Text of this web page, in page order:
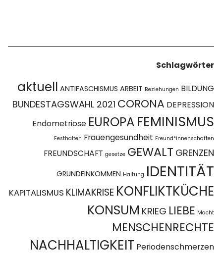
Schlagwörter
aktuell ANTIFASCHISMUS ARBEIT Beziehungen BILDUNG
BUNDESTAGSWAHL 2021 CORONA DEPRESSION
Endometriose EUROPA FEMINISMUS
Festhalten Frauengesundheit Freund*innenschaften
FREUNDSCHAFT gesetze GEWALT GRENZEN
GRUNDEINKOMMEN Haltung IDENTITÄT
KAPITALISMUS KLIMAKRISE KONFLIKTKÜCHE
KONSUM KRIEG LIEBE Macht
MENSCHENRECHTE
NACHHALTIGKEIT Periodenschmerzen